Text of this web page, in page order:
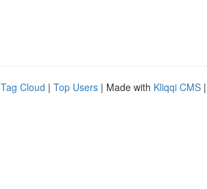
Tag Cloud | Top Users | Made with Kliqqi CMS |